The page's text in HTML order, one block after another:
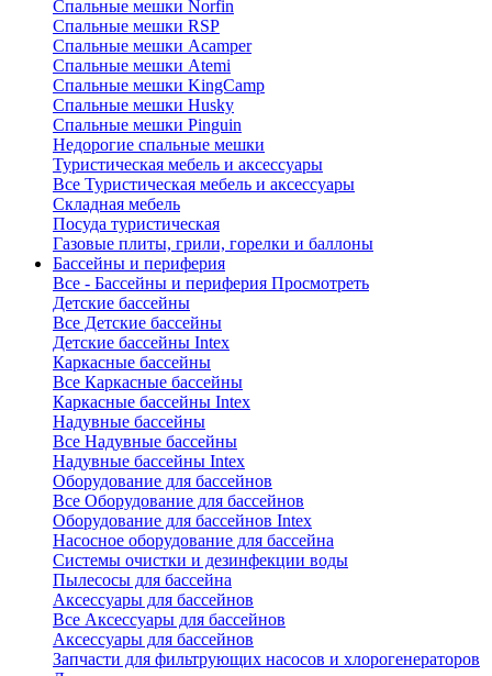
Спальные мешки Norfin
Спальные мешки RSP
Спальные мешки Acamper
Спальные мешки Atemi
Спальные мешки KingCamp
Спальные мешки Husky
Спальные мешки Pinguin
Недорогие спальные мешки
Туристическая мебель и аксессуары
Все Туристическая мебель и аксессуары
Складная мебель
Посуда туристическая
Газовые плиты, грили, горелки и баллоны
Бассейны и периферия
Все - Бассейны и периферия Просмотреть
Детские бассейны
Все Детские бассейны
Детские бассейны Intex
Каркасные бассейны
Все Каркасные бассейны
Каркасные бассейны Intex
Надувные бассейны
Все Надувные бассейны
Надувные бассейны Intex
Оборудование для бассейнов
Все Оборудование для бассейнов
Оборудование для бассейнов Intex
Насосное оборудование для бассейна
Системы очистки и дезинфекции воды
Пылесосы для бассейна
Аксессуары для бассейнов
Все Аксессуары для бассейнов
Аксессуары для бассейнов
Запчасти для фильтрующих насосов и хлорогенераторов